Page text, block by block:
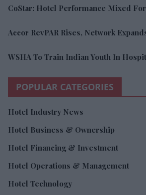
CoStar: Hotel Performance Mixed For
Accor RevPAR Rises, Network
WSHA To Train Indian Youth In
POPULAR CATEGORIES
Hotel Industry News
Hotel Business & Ownership
Hotel Financing & Investment
Hotel Operations & Management
Hotel Technology